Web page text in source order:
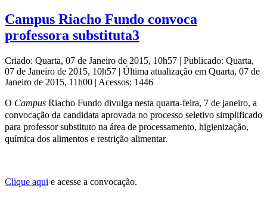
Campus Riacho Fundo convoca
professora substituta3
Criado: Quarta, 07 de Janeiro de 2015, 10h57 | Publicado: Quarta,
07 de Janeiro de 2015, 10h57 | Última atualização em Quarta, 07 de
Janeiro de 2015, 11h00 | Acessos: 1446
O Campus Riacho Fundo divulga nesta quarta-feira, 7 de janeiro, a
convocação da candidata aprovada no processo seletivo simplificado
para professor substituto na área de processamento, higienização,
química dos alimentos e restrição alimentar.
Clique aqui e acesse a convocação.